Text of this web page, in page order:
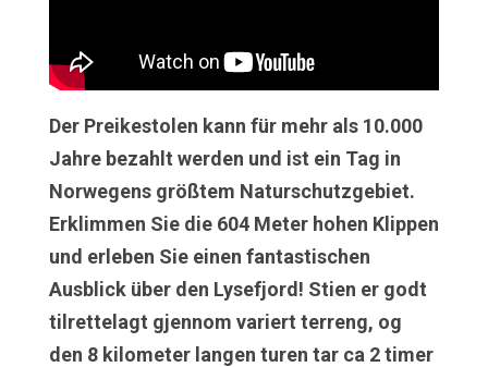
Der Preikestolen kann für mehr als 10.000
Jahre bezahlt werden und ist ein Tag in
Norwegens größtem Naturschutzgebiet.
Erklimmen Sie die 604 Meter hohen Klippen
und erleben Sie einen fantastischen
Ausblick über den Lysefjord! Stien er godt
tilrettelagt gjennom variert terreng, og
den 8 kilometer langen turen tar ca 2 timer